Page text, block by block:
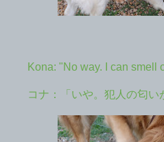
Kona: "No way. I can smell
コナ：「いや。犯人の匂い